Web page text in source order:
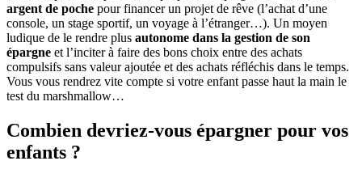
argent de poche pour financer un projet de rêve (l’achat d’une
console, un stage sportif, un voyage à l’étranger…). Un moyen
ludique de le rendre plus autonome dans la gestion de son
épargne et l’inciter à faire des bons choix entre des achats
compulsifs sans valeur ajoutée et des achats réfléchis dans le temps.
Vous vous rendrez vite compte si votre enfant passe haut la main le
test du marshmallow…
Combien devriez-vous épargner pour vos
enfants ?